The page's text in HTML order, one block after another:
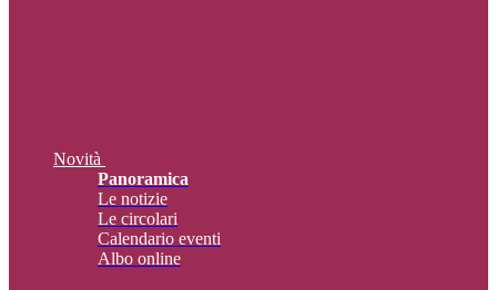
Novità
Panoramica
Le notizie
Le circolari
Calendario eventi
Albo online